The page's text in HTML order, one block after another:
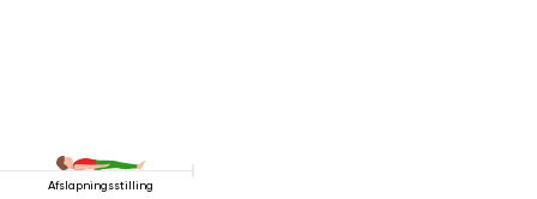
Afslapningsstilling